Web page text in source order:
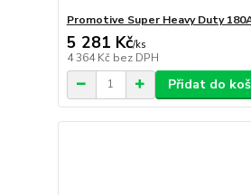
Promotive Super Heavy Duty
5 281 Kč/ks
4 364 Kč bez DPH
Přidat do